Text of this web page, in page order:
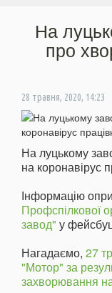
На
про
28 травня, 2020, 14:23
На луцькому
на коронавірус
Інформацію
Профспілкової
завод" у
Нагадаємо, 27
"Мотор" за
захворювання